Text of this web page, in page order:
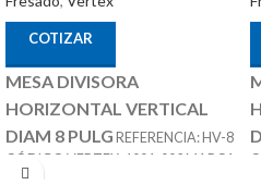
COTIZAR
MESA DIVISORA
HORIZONTAL VERTICAL
DIAM 8 PULG REFERENCIA: HV-8
CÓDIGO VERTEX: 1001-002 MARCA: